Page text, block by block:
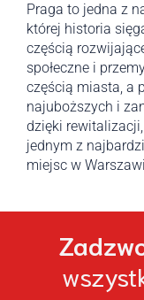
Praga to jedna z
której historia
częścią
społeczne i
częścią miasta, a
najuboższych i
dzięki
jednym z
miejsc w